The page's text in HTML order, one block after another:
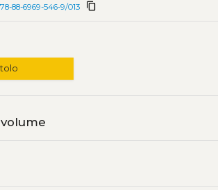
88-6969-546-9/013 content_copy